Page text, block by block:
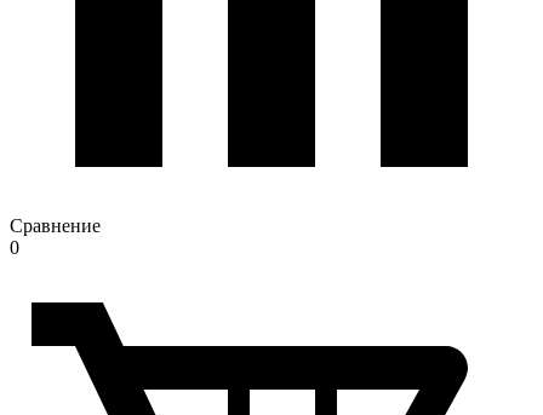
Сравнение
0